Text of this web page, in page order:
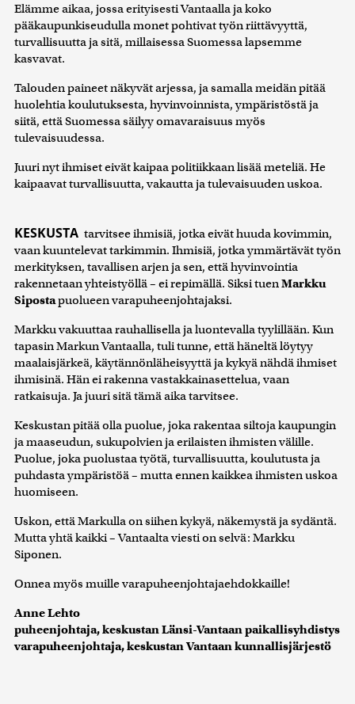
Elämme aikaa, jossa erityisesti Vantaalla ja koko
pääkaupunkiseudulla monet pohtivat työn riittävyyttä,
turvallisuutta ja sitä, millaisessa Suomessa lapsemme
kasvavat.
Talouden paineet näkyvät arjessa, ja samalla meidän pitää
huolehtia koulutuksesta, hyvinvoinnista, ympäristöstä ja
siitä, että Suomessa säilyy omavaraisuus myös
tulevaisuudessa.
Juuri nyt ihmiset eivät kaipaa politiikkaan lisää meteliä. He
kaipaavat turvallisuutta, vakautta ja tulevaisuuden uskoa.
KESKUSTA tarvitsee ihmisiä, jotka eivät huuda kovimmin,
vaan kuuntelevat tarkimmin. Ihmisiä, jotka ymmärtävät työn
merkityksen, tavallisen arjen ja sen, että hyvinvointia
rakennetaan yhteistyöllä – ei repimällä. Siksi tuenMarkku
Sipostapuolueen varapuheenjohtajaksi.
Markku vakuuttaa rauhallisella ja luontevalla tyylillään. Kun
tapasin Markun Vantaalla, tuli tunne, että häneltä löytyy
maalaisjärkeä, käytännönläheisyyttä ja kykyä nähdä ihmiset
ihmisinä. Hän ei rakenna vastakkainasettelua, vaan
ratkaisuja. Ja juuri sitä tämä aika tarvitsee.
Keskustan pitää olla puolue, joka rakentaa siltoja kaupungin
ja maaseudun, sukupolvien ja erilaisten ihmisten välille.
Puolue, joka puolustaa työtä, turvallisuutta, koulutusta ja
puhdasta ympäristöä – mutta ennen kaikkea ihmisten uskoa
huomiseen.
Uskon, että Markulla on siihen kykyä, näkemystä ja sydäntä.
Mutta yhtä kaikki – Vantaalta viesti on selvä: Markku
Siponen.
Onnea myös muille varapuheenjohtajaehdokkaille!
Anne Lehto
puheenjohtaja, keskustan Länsi-Vantaan paikallisyhdistys
varapuheenjohtaja, keskustan Vantaan kunnallisjärjestö